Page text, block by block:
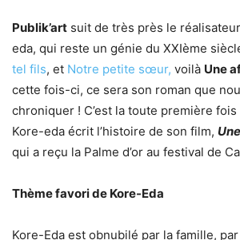
Publik’art suit de très près le
eda, qui reste un génie du XXIème
tel fils, et Notre petite sœur, voilà Une
cette fois-ci, ce sera son roman que
chroniquer ! C’est la toute première
Kore-eda écrit l’histoire de son film,
qui a reçu la Palme d’or au festival de
Thème favori de Kore-Eda
Kore-Eda est obnubilé par la famille,